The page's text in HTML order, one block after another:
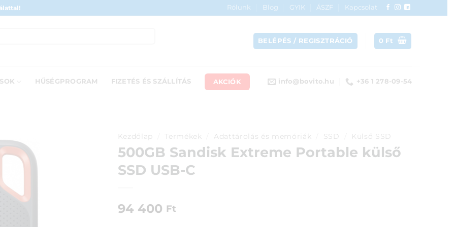
Rólunk Blog GYIK ÁSZF
Kapcsolat
BELÉPÉS / REGISZTRÁCIÓ 0 Ft
HŰSÉGPROGRAM FIZETÉS ÉS SZÁLLÍTÁS AKCIÓK info@bovito.hu +36 1 278-09-54
Kezdőlap Termékek Adattárolás és memóriák SSD Külső SSD
500GB Sandisk Extreme Portable külső
SSD USB-C
94 400 Ft